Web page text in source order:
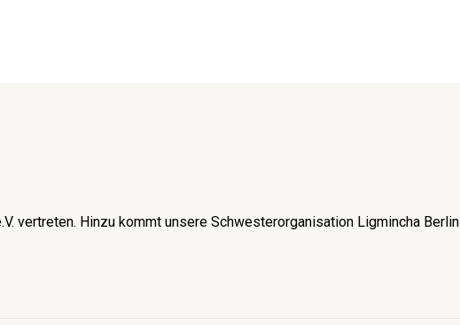
vertreten. Hinzu kommt unsere Schwesterorganisation Ligmincha Berlin